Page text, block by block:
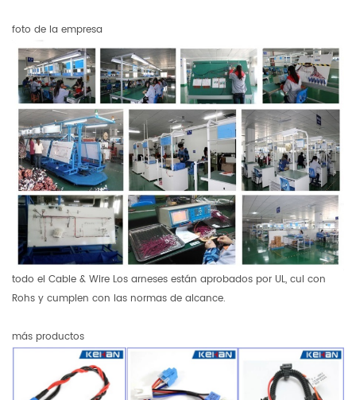
foto de la empresa
todo el Cable & Wire Los arneses están aprobados por UL, cul con
Rohs y cumplen con las normas de alcance.
más productos